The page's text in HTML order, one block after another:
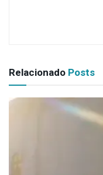
Relacionado Posts